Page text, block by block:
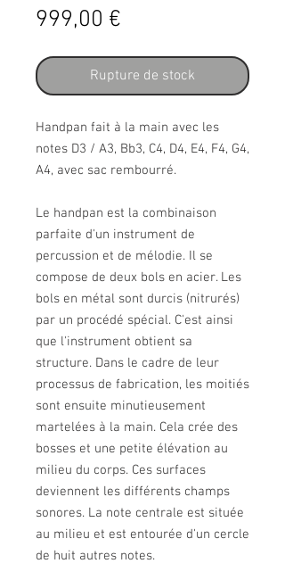
999,00 €
Rupture de stock
Handpan fait à la main avec les
notes D3 / A3, Bb3, C4, D4, E4, F4, G4,
A4, avec sac rembourré.
Le handpan est la combinaison
parfaite d'un instrument de
percussion et de mélodie. Il se
compose de deux bols en acier. Les
bols en métal sont durcis (nitrurés)
par un procédé spécial. C'est ainsi
que l'instrument obtient sa
structure. Dans le cadre de leur
processus de fabrication, les moitiés
sont ensuite minutieusement
martelées à la main. Cela crée des
bosses et une petite élévation au
milieu du corps. Ces surfaces
deviennent les différents champs
sonores. La note centrale est située
au milieu et est entourée d'un cercle
de huit autres notes.